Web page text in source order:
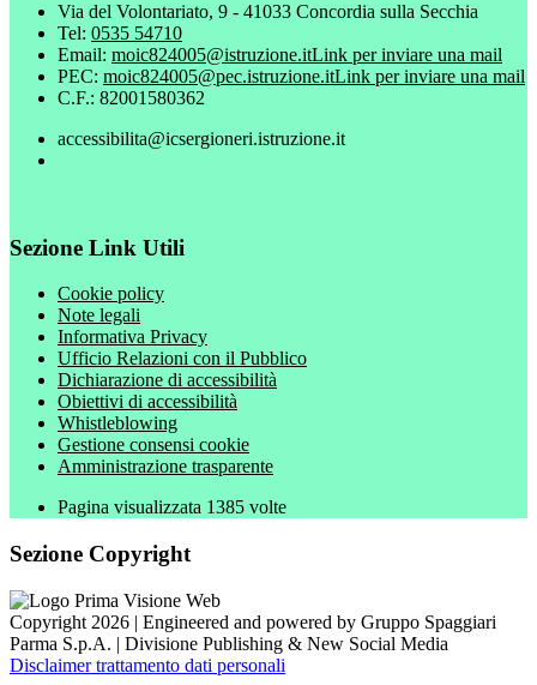
Via del Volontariato, 9 - 41033 Concordia sulla Secchia
Tel: 0535 54710
Email: moic824005@istruzione.itLink per inviare una mail
PEC: moic824005@pec.istruzione.itLink per inviare una mail
C.F.: 82001580362
accessibilita@icsergioneri.istruzione.it
Sezione Link Utili
Cookie policy
Note legali
Informativa Privacy
Ufficio Relazioni con il Pubblico
Dichiarazione di accessibilità
Obiettivi di accessibilità
Whistleblowing
Gestione consensi cookie
Amministrazione trasparente
Pagina visualizzata 1385 volte
Sezione Copyright
Copyright 2026 | Engineered and powered by Gruppo Spaggiari
Parma S.p.A. | Divisione Publishing & New Social Media
Disclaimer trattamento dati personali